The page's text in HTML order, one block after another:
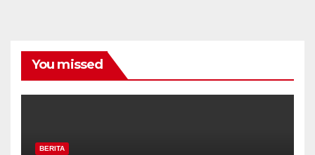
You missed
BERITA